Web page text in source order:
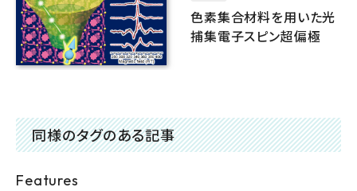
色素集合材料を用いた光
捕集電子スピン超偏極
同様のタグのある記事
Features